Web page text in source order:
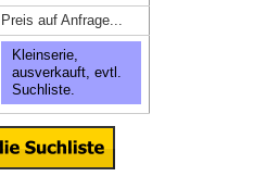
Preis auf Anfrage...
Kleinserie,
ausverkauft, evtl.
Suchliste.